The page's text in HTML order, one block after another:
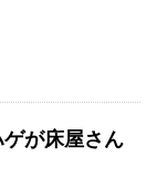
が床屋さん